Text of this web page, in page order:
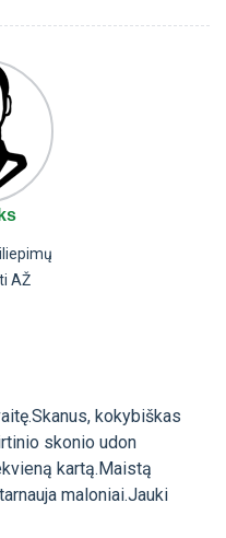
AŽ
kokybiškas
skonio udon
kartą.Maistą
maloniai.Jauki